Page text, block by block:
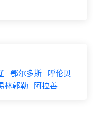
鄂尔多斯 呼伦贝
林郭勒 阿拉善